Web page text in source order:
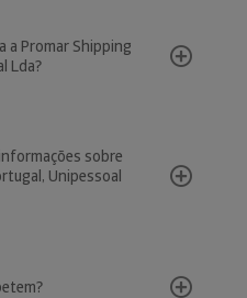
a Promar Shipping
Lda?
sobre
Unipessoal